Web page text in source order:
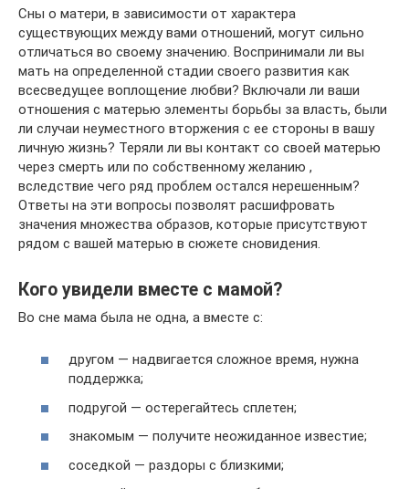
Сны о матери, в зависимости от характера
существующих между вами отношений, могут сильно
отличаться во своему значению. Воспринимали ли вы
мать на определенной стадии своего развития как
всесведущее воплощение любви? Включали ли ваши
отношения с матерью элементы борьбы за власть, были
ли случаи неуместного вторжения с ее стороны в вашу
личную жизнь? Теряли ли вы контакт со своей матерью
через смерть или по собственному желанию ,
вследствие чего ряд проблем остался нерешенным?
Ответы на эти вопросы позволят расшифровать
значения множества образов, которые присутствуют
рядом с вашей матерью в сюжете сновидения.
Кого увидели вместе с мамой?
Во сне мама была не одна, а вместе с:
другом — надвигается сложное время, нужна
поддержка;
подругой — остерегайтесь сплетен;
знакомым — получите неожиданное известие;
соседкой — раздоры с близкими;